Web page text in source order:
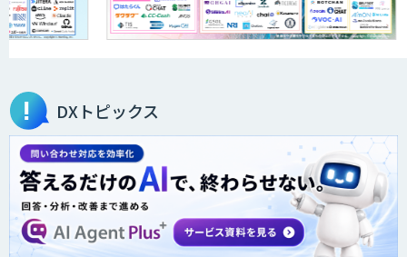
DXトピックス